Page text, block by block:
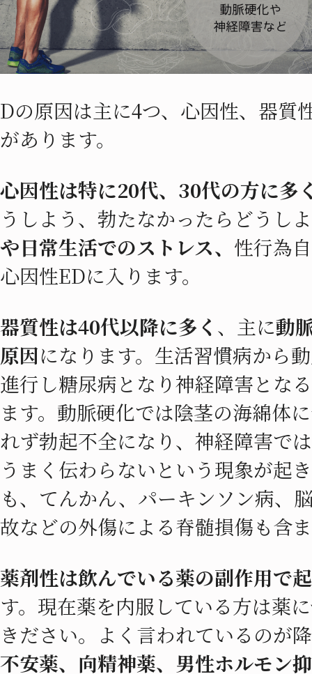
Dの原因は主に4つ、心因性、器質
があります。
心因性は特に20代、30代の方に多
うしよう、勃たなかったらどうし
や日常生活でのストレス、 性行為
心因性EDに入ります。
器質性は40代以降に多く 、主に動
原因になります。生活習慣病から
進行し糖尿病となり神経障害とな
ます。動脈硬化では陰茎の海綿体
れず勃起不全になり、神経障害で
うまく伝わらないという現象が起
も、てんかん、パーキンソン病、
故などの外傷による脊髄損傷も含
薬剤性は飲んでいる薬の副作用で
す。現在薬を内服している方は薬
きださい。よく言われているのが降
不安薬、向精神薬、男性ホルモン